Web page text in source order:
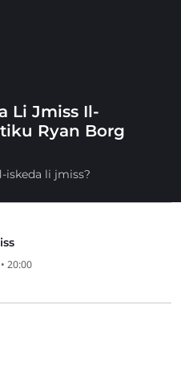
Li Jmiss Il-
Ryan Borg
iskeda li jmiss?
20:00